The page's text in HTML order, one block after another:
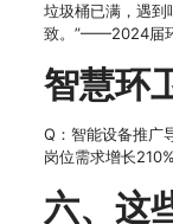
垃圾桶已满，遇到
致。”——2024届
智慧环
Q：智能设备推广
岗位需求增长
六、这